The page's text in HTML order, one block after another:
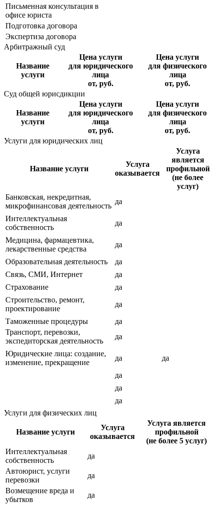
Письменная консультация в
офисе юриста
Подготовка договора
Экспертиза договора
Арбитражный суд
Название
услуги
Цена услуги
для юридического
лица
от, руб.
Цена услуги
для физического
лица
от, руб.
Суд общей юрисдикции
Название
услуги
Цена услуги
для юридического
лица
от, руб.
Цена услуги
для физического
лица
от, руб.
Услуги для юридических лиц
Название услуги
Услуга
оказывается
Услуга
является
профильной
(не более
услуг)
Банковская, некредитная,
микрофинансовая деятельность
да
Интеллектуальная
собственность
да
Медицина, фармацевтика,
лекарственные средства
да
Образовательная деятельность
да
Связь, СМИ, Интернет
да
Страхование
да
Строительство, ремонт,
проектирование
да
Таможенные процедуры
да
Транспорт, перевозки,
экспедиторская деятельность
да
Юридические лица: создание,
изменение, прекращение
да да
да
да
да
Услуги для физических лиц
Название услуги
Услуга
оказывается
Услуга является
профильной
(не более 5 услуг)
Интеллектуальная
собственность
да
Автоюрист, услуги
перевозки
да
Возмещение вреда и
убытков
да